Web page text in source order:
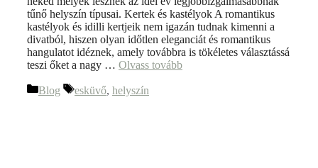
tűnő helyszín típusai. Kertek és kastélyok A romantikus
kastélyok és idilli kertjeik nem igazán tudnak kimenni a
divatból, hiszen olyan időtlen eleganciát és romantikus
hangulatot idéznek, amely továbbra is tökéletes választássá
teszi őket a nagy … Olvass tovább
Blog esküvő, helyszín